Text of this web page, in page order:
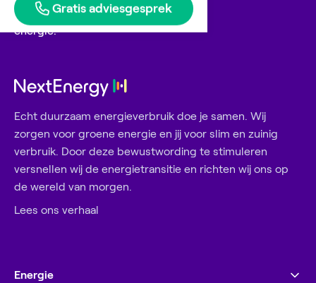
Gratis adviesgesprek
Blije klanten geven ons
energie.
Echt duurzaam energieverbruik doe je samen. Wij
zorgen voor groene energie en jij voor slim en zuinig
verbruik. Door deze bewustwording te stimuleren
versnellen wij de energietransitie en richten wij ons op
de wereld van morgen.
Lees ons verhaal
Energie